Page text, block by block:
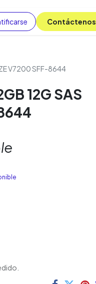
Blog C​​​​ont​​​​áct​​​​​​en​​​​​​os
V7200 SFF-8644
12G SAS